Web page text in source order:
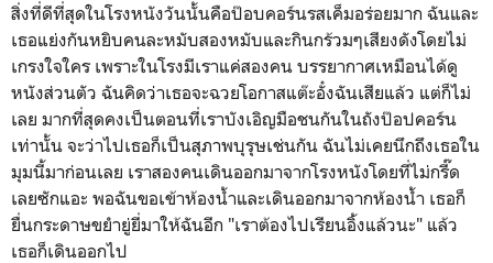
สิ่งที่ดีที่สุดในโรงหนังวันนั้นคือป๊อบคอร์นรสเค็มอร่อยมาก ฉันและ
เธอแย่งกันหยิบคนละหมับสองหมับและกินกร้วมๆเสียงดังโดยไม่
เกรงใจใคร เพราะในโรงมีเราแค่สองคน บรรยากาศเหมือนได้ดู
หนังส่วนตัว ฉันคิดว่าเธอจะฉวยโอกาสแต๊ะอั๋งฉันเสียแล้ว แต่ก็ไม่
เลย มากที่สุดคงเป็นตอนที่เราบังเอิญมือชนกันในถังป๊อปคอร์น
เท่านั้น จะว่าไปเธอก็เป็นสุภาพบุรุษเช่นกัน ฉันไม่เคยนึกถึงเธอใน
มุมนี้มาก่อนเลย เราสองคนเดินออกมาจากโรงหนังโดยที่ไม่กรี๊ด
เลยซักแอะ พอฉันขอเข้าห้องน้ำและเดินออกมาจากห้องน้ำ เธอก็
ยื่นกระดาษขยำยู่ยี่มาให้ฉันอีก "เราต้องไปเรียนอิ้งแล้วนะ" แล้ว
เธอก็เดินออกไป